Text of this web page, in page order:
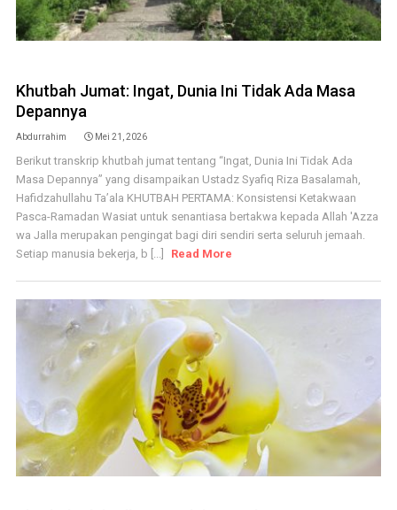
Khutbah Jumat: Ingat, Dunia Ini Tidak Ada Masa
Depannya
Abdurrahim Mei 21, 2026
Berikut transkrip khutbah jumat tentang “Ingat, Dunia Ini Tidak Ada
Masa Depannya” yang disampaikan Ustadz Syafiq Riza Basalamah,
Hafidzahullahu Ta’ala KHUTBAH PERTAMA: Konsistensi Ketakwaan
Pasca-Ramadan Wasiat untuk senantiasa bertakwa kepada Allah 'Azza
wa Jalla merupakan pengingat bagi diri sendiri serta seluruh jemaah.
Setiap manusia bekerja, b [...]
Read More